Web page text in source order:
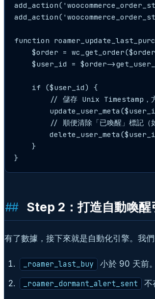
function
$order =
$user_id = $order-
    if ($user_id) {
// 儲存 Unix Timestamp，
// 順便清除「已喚醒」標記（
    }
Step 2：打造自動喚
有了數據，接下來就是自動化引擎。我
_roamer_last_buy 小於 90 天前。
_roamer_dormant_alert_sent 不